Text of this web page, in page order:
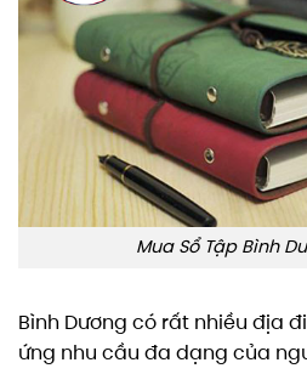
Mua Sổ Tập Bình
Bình Dương có rất nhiều địa
ứng nhu cầu đa dạng của